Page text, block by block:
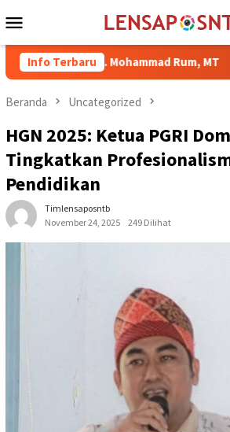
ke
Mobile
Info Terbaru
H. Mohammad Rum, MT
Beranda Uncategorized
HGN 2025: Ketua PGRI
Tingkatkan
Pendidikan
Timlensaposntb
November 24, 2025
249 Dilihat